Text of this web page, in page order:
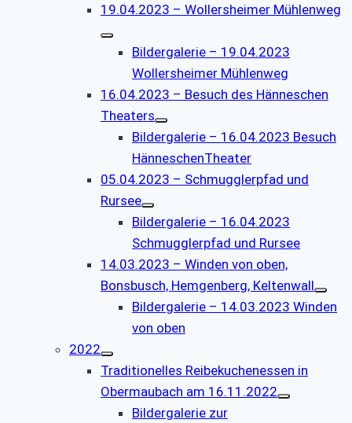
19.04.2023 – Wollersheimer Mühlenweg
Bildergalerie – 19.04.2023
Wollersheimer Mühlenweg
16.04.2023 – Besuch des Hänneschen
Theaters
Bildergalerie – 16.04.2023 Besuch
HänneschenTheater
05.04.2023 – Schmugglerpfad und
Rursee
Bildergalerie – 16.04.2023
Schmugglerpfad und Rursee
14.03.2023 – Winden von oben,
Bonsbusch, Hemgenberg, Keltenwall
Bildergalerie – 14.03.2023 Winden
von oben
2022
Traditionelles Reibekuchenessen in
Obermaubach am 16.11.2022
Bildergalerie zur